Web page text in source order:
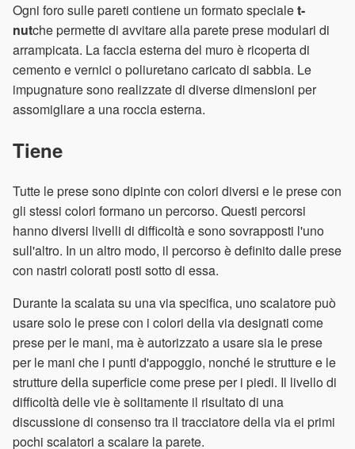
Ogni foro sulle pareti contiene un formato specialet-
nutche permette di avvitare alla parete prese modulari di
arrampicata. La faccia esterna del muro è ricoperta di
cemento e vernici o poliuretano caricato di sabbia. Le
impugnature sono realizzate di diverse dimensioni per
assomigliare a una roccia esterna.
Tiene
Tutte le prese sono dipinte con colori diversi e le prese con
gli stessi colori formano un percorso. Questi percorsi
hanno diversi livelli di difficoltà e sono sovrapposti l'uno
sull'altro. In un altro modo, il percorso è definito dalle prese
con nastri colorati posti sotto di essa.
Durante la scalata su una via specifica, uno scalatore può
usare solo le prese con i colori della via designati come
prese per le mani, ma è autorizzato a usare sia le prese
per le mani che i punti d'appoggio, nonché le strutture e le
strutture della superficie come prese per i piedi. Il livello di
difficoltà delle vie è solitamente il risultato di una
discussione di consenso tra il tracciatore della via ei primi
pochi scalatori a scalare la parete.